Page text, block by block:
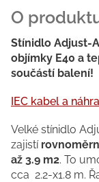
Stínidlo Adjust-
objímky E40 a
součástí balení!
IEC kabel a
Velké stínidlo
zajistí
až 3.9 m2. To
cca 2.2-x1.8 m.